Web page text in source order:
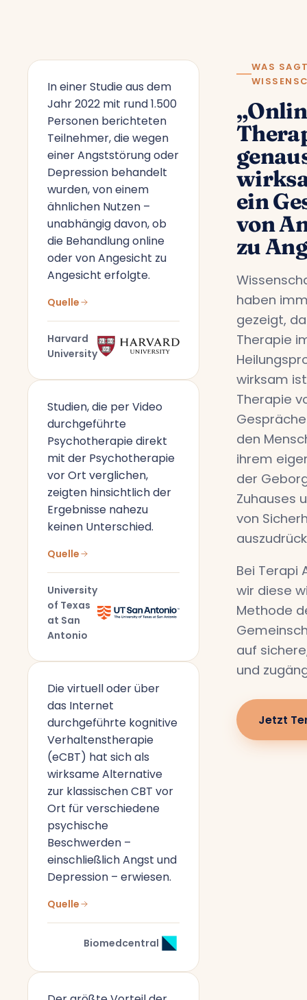
In einer Studie aus dem
Jahr 2022 mit rund 1.500
Personen berichteten
Teilnehmer, die wegen
einer Angststörung oder
Depression behandelt
wurden, von einem
ähnlichen Nutzen –
unabhängig davon, ob
die Behandlung online
oder von Angesicht zu
Angesicht erfolgte.
Quelle
Harvard
University
Studien, die per Video
durchgeführte
Psychotherapie direkt
mit der Psychotherapie
vor Ort verglichen,
zeigten hinsichtlich der
Ergebnisse nahezu
keinen Unterschied.
Quelle
University
of Texas
at San
Antonio
Die virtuell oder über
das Internet
durchgeführte kognitive
Verhaltenstherapie
(eCBT) hat sich als
wirksame Alternative
zur klassischen CBT vor
Ort für verschiedene
psychische
Beschwerden –
einschließlich Angst und
Depression – erwiesen.
Quelle
Biomedcentral
WAS
ein
von
zu
haben
gezeigt,
Therapie
wirksam
Therapie
den
ihrem
der
Zuhauses
von
Bei Terapi
wir diese
Methode
auf
und
Jetzt